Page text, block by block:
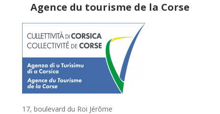
Agence du tourisme de la Corse
17, boulevard du Roi Jérôme